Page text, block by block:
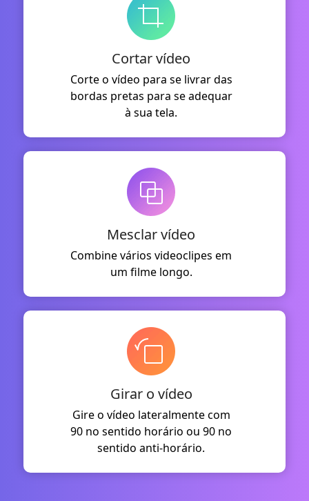
Cortar vídeo
Corte o vídeo para se livrar das
bordas pretas para se adequar
à sua tela.
Mesclar vídeo
Combine vários videoclipes em
um filme longo.
Girar o vídeo
Gire o vídeo lateralmente com
90 no sentido horário ou 90 no
sentido anti-horário.